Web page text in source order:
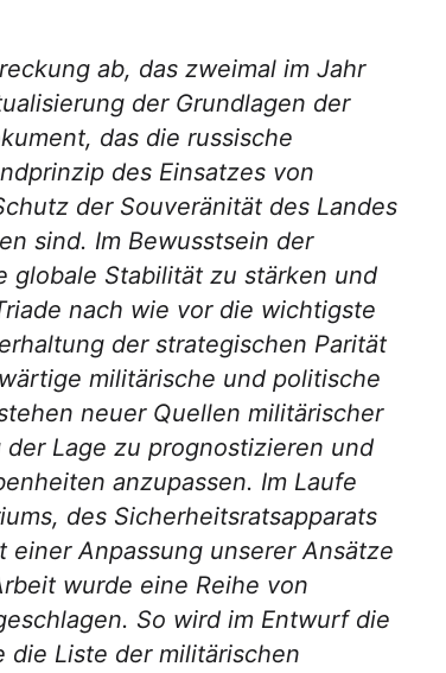
ab, das zweimal im Jahr
der Grundlagen der
das die russische
des Einsatzes von
der Souveränität des Landes
sind. Im Bewusstsein der
globale Stabilität zu stärken und
nach wie vor die wichtigste
der strategischen Parität
militärische und politische
neuer Quellen militärischer
Lage zu prognostizieren und
anzupassen. Im Laufe
des Sicherheitsratsapparats
Anpassung unserer Ansätze
wurde eine Reihe von
So wird im Entwurf die
die Liste der militärischen